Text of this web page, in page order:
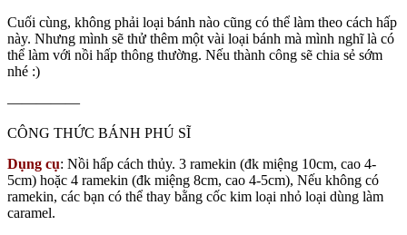
Cuối cùng, không phải loại bánh nào cũng có thể làm theo cách hấp
này. Nhưng mình sẽ thử thêm một vài loại bánh mà mình nghĩ là có
thể làm với nồi hấp thông thường. Nếu thành công sẽ chia sẻ sớm
nhé :)
—————
CÔNG THỨC BÁNH PHÚ SĨ
Dụng cụ: Nồi hấp cách thủy. 3 ramekin (đk miệng 10cm, cao 4-
5cm) hoặc 4 ramekin (đk miệng 8cm, cao 4-5cm), Nếu không có
ramekin, các bạn có thể thay bằng cốc kim loại nhỏ loại dùng làm
caramel.